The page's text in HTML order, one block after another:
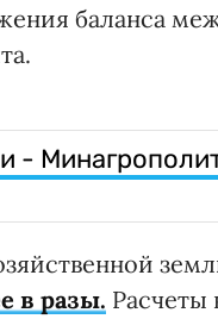
баланса
-
в разы. Расчеты